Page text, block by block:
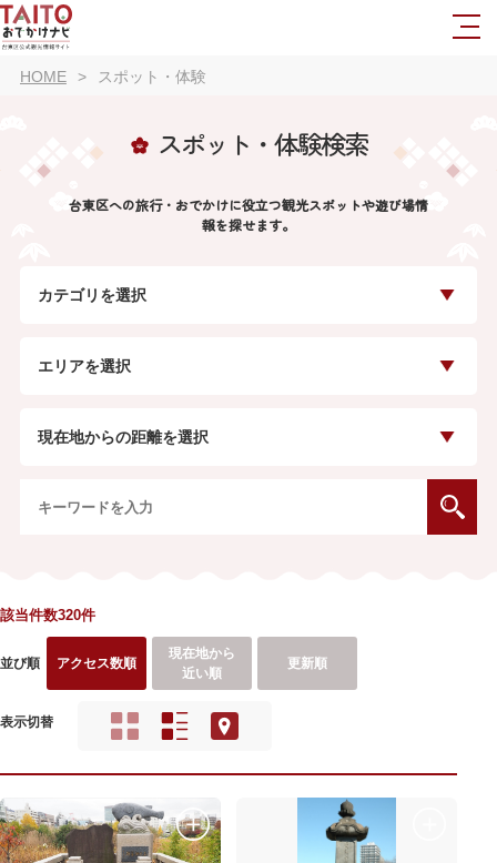
HOME スポット・体験
スポット・体験検索
台東区への旅行・おでかけに役立つ観光スポットや遊び場情
報を探せます。
カテゴリを選択
エリアを選択
現在地からの距離を選択
該当件数320件
並び順 アクセス数順
現在地から
近い順
更新順
表示切替